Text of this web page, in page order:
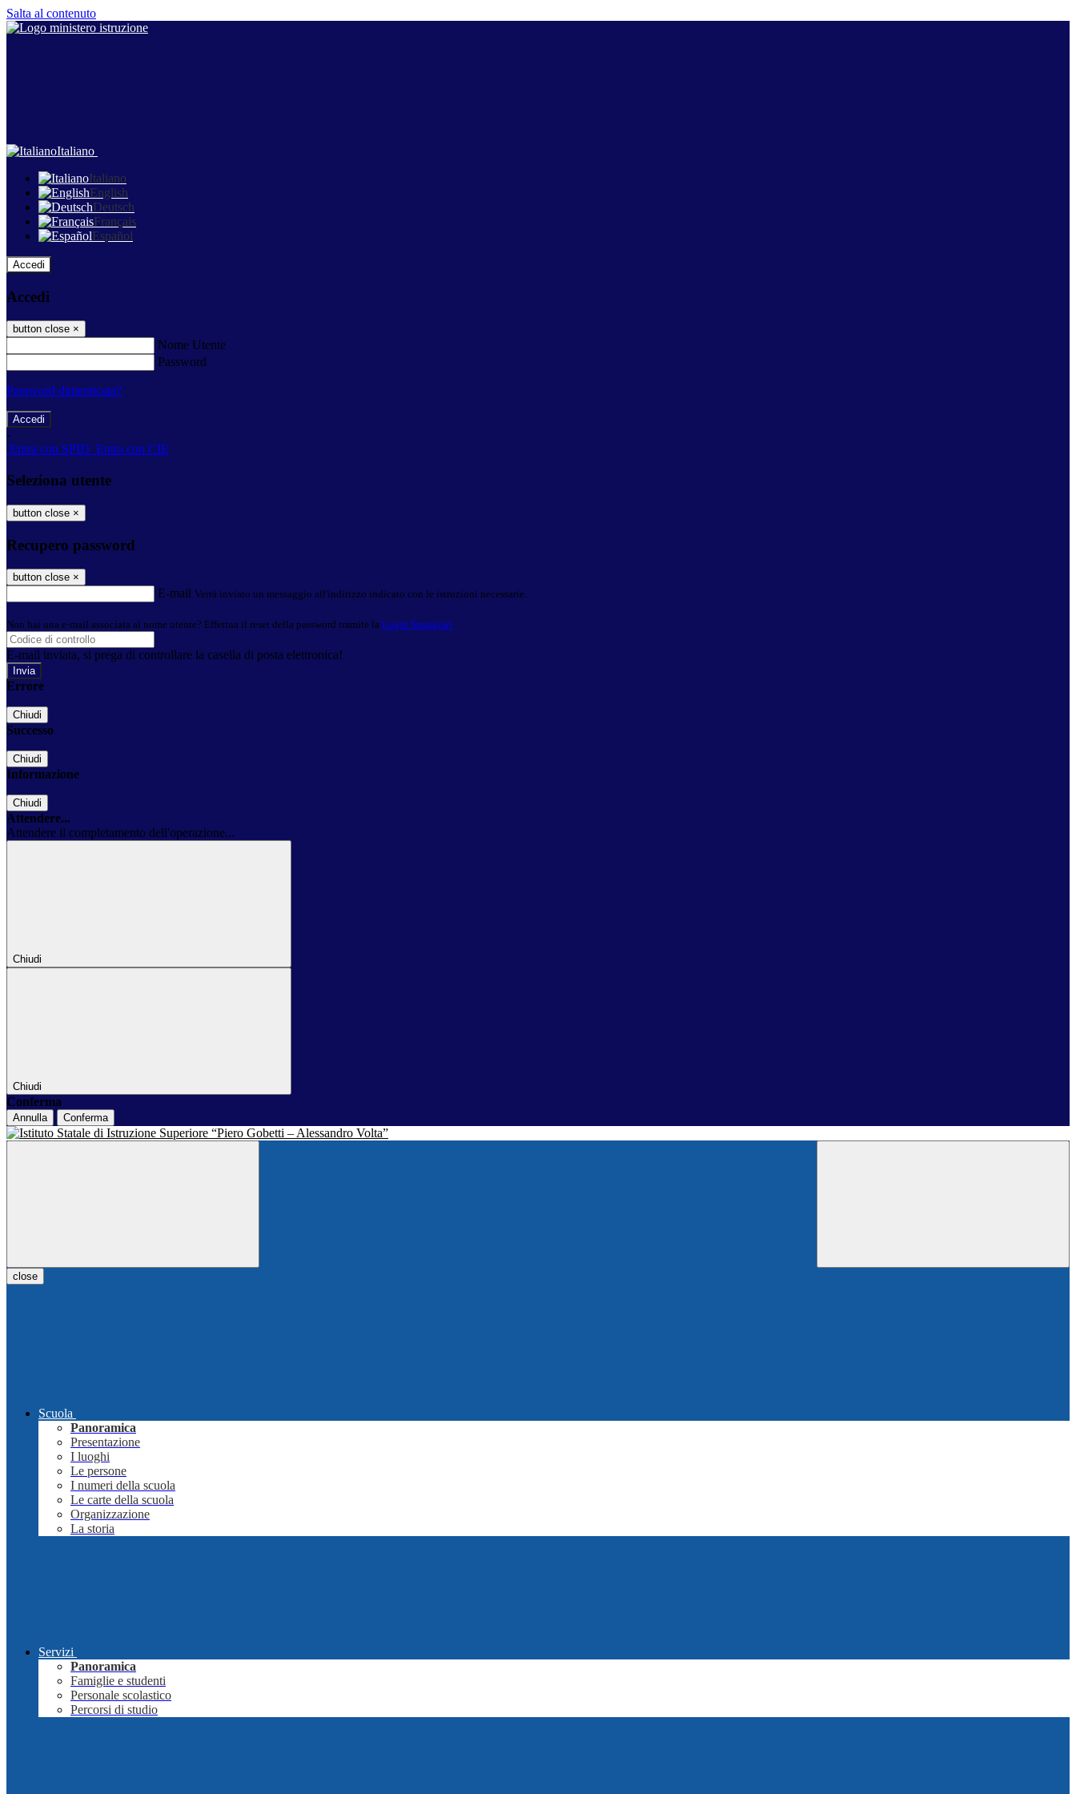
Salta al contenuto
Italiano
Italiano
English
Deutsch
Français
Español
Accedi
Accedi
button close ×
Nome Utente
Password
Password dimenticata?
-
Entra con SPID Entra con CIE
Seleziona utente
button close ×
Recupero password
button close ×
E-mail Verrà inviato un messaggio all'indirizzo indicato con le istruzioni necessarie.
Non hai una e-mail associata al nome utente? Effettua il reset della password tramite la Login Spaggiari
E-mail inviata, si prega di controllare la casella di posta elettronica!
Errore
Chiudi
Successo
Chiudi
Informazione
Chiudi
Attendere...
Attendere il completamento dell'operazione...
Chiudi
Chiudi
Conferma
Annulla Conferma
close
Scuola
Panoramica
Presentazione
I luoghi
Le persone
I numeri della scuola
Le carte della scuola
Organizzazione
La storia
Servizi
Panoramica
Famiglie e studenti
Personale scolastico
Percorsi di studio